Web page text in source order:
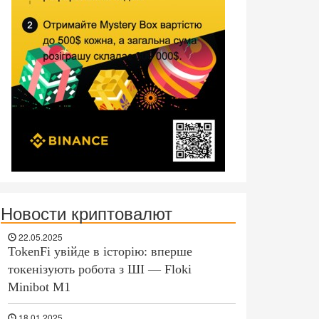
Новости криптовалют
22.05.2025
TokenFi увійде в історію: вперше
токенізують робота з ШІ — Floki
Minibot M1